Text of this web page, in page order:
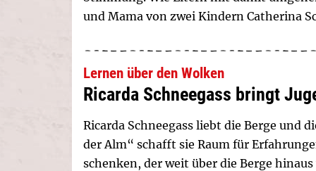
und Mama von zwei Kindern Catherina
Lernen über den Wolken
Ricarda Schneegass bringt
Ricarda Schneegass liebt die Berge und
der Alm“ schafft sie Raum für
schenken, der weit über die Berge